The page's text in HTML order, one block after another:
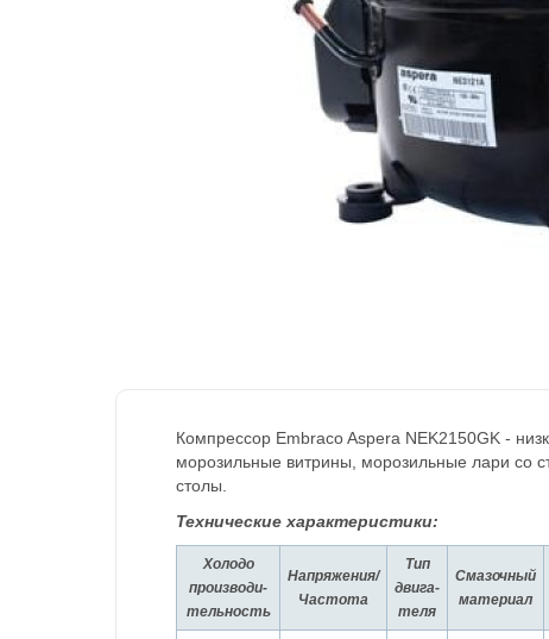
Компрессор Embraco Aspera NEK2150GK -
морозильные витрины, морозильные лари со
столы.
Технические характеристики:
Холодо
производи-
тельность
Напряжения/
Частота
Тип
двига-
теля
Смазочный
материал